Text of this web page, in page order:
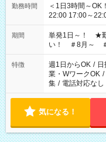
勤務時間
＜1日3時間～OK！＞ ▼ 例えば… ▼ 15:00～18:00
22:00 17:00～22:00 など こちら以外の時間
ださい！
期間
単発1日～！ ★勤
い！ ＃8月～
特徴 週1日からOK /
業・WワークOK /
集 / 電話対応なし
気になる！